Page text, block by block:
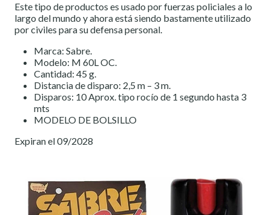
Este tipo de productos es usado por fuerzas policiales a lo
largo del mundo y ahora está siendo bastamente utilizado
por civiles para su defensa personal.
Marca: Sabre.
Modelo: M 60L OC.
Cantidad: 45 g.
Distancia de disparo: 2,5 m – 3 m.
Disparos: 10 Aprox. tipo rocío de 1 segundo hasta 3
mts
MODELO DE BOLSILLO
Expiran el 09/2028